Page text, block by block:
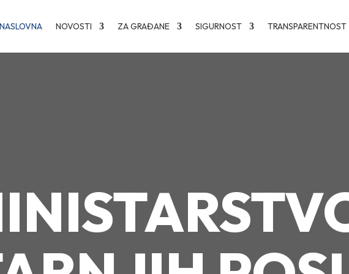
NASLOVNA NOVOSTI ZA GRAĐANE SIGURNOST TRANSPARENTNOST